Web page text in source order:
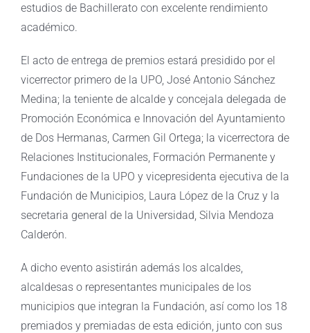
estudios de Bachillerato con excelente rendimiento
académico.
El acto de entrega de premios estará presidido por el
vicerrector primero de la UPO, José Antonio Sánchez
Medina; la teniente de alcalde y concejala delegada de
Promoción Económica e Innovación del Ayuntamiento
de Dos Hermanas, Carmen Gil Ortega; la vicerrectora de
Relaciones Institucionales, Formación Permanente y
Fundaciones de la UPO y vicepresidenta ejecutiva de la
Fundación de Municipios, Laura López de la Cruz y la
secretaria general de la Universidad, Silvia Mendoza
Calderón.
A dicho evento asistirán además los alcaldes,
alcaldesas o representantes municipales de los
municipios que integran la Fundación, así como los 18
premiados y premiadas de esta edición, junto con sus